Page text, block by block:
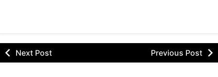
Next Post Previous Post